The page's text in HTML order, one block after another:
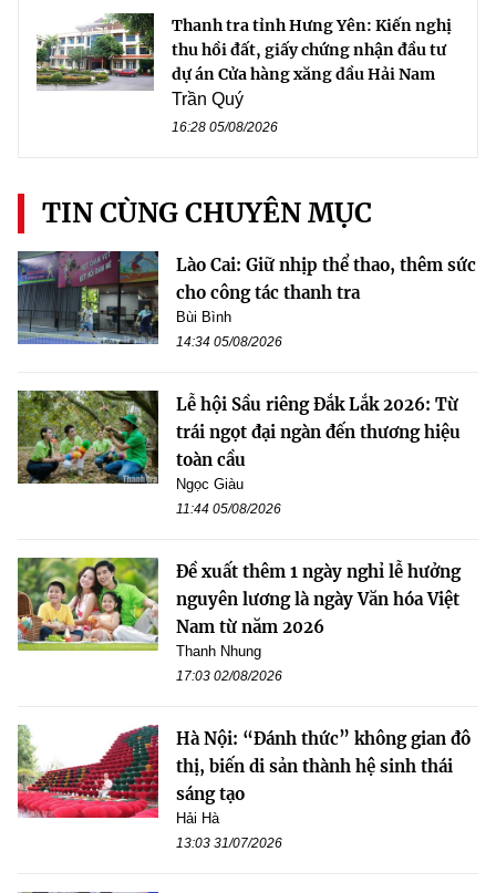
Thanh tra tỉnh Hưng Yên: Kiến nghị
thu hồi đất, giấy chứng nhận đầu tư
dự án Cửa hàng xăng dầu Hải Nam
Trần Quý
16:28 05/08/2026
TIN CÙNG CHUYÊN MỤC
Lào Cai: Giữ nhịp thể thao, thêm sức
cho công tác thanh tra
Bùi Bình
14:34 05/08/2026
Lễ hội Sầu riêng Đắk Lắk 2026: Từ
trái ngọt đại ngàn đến thương hiệu
toàn cầu
Ngọc Giàu
11:44 05/08/2026
Đề xuất thêm 1 ngày nghỉ lễ hưởng
nguyên lương là ngày Văn hóa Việt
Nam từ năm 2026
Thanh Nhung
17:03 02/08/2026
Hà Nội: “Đánh thức” không gian đô
thị, biến di sản thành hệ sinh thái
sáng tạo
Hải Hà
13:03 31/07/2026